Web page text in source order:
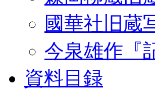
國華社旧蔵
今泉雄作『
資料目録